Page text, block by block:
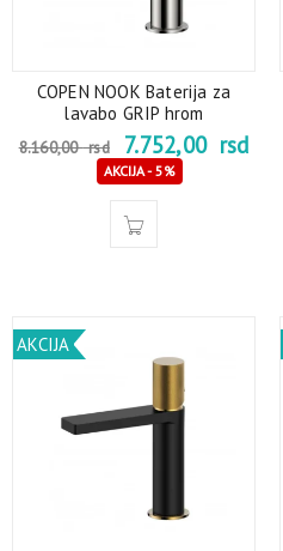
COPEN NOOK Baterija za
lavabo GRIP hrom
8.160,00rsd 7.752,00 rsd
AKCIJA - 5%
AKCIJA